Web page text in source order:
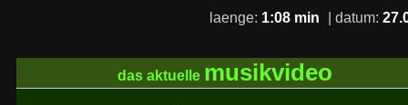
laenge: 1:08 min | datum:
das aktuelle musikvideo